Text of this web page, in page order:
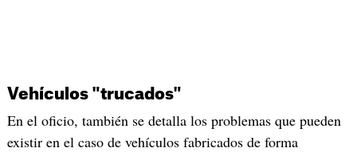
Vehículos "trucados"
En el oficio, también se detalla los problemas que pueden
existir en el caso de vehículos fabricados de forma